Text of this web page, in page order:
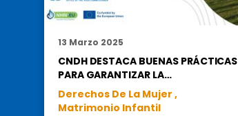
13 Marzo 2025
CNDH DESTACA BUENAS PRÁCTICAS
PARA GARANTIZAR LA…
Derechos De La Mujer ,
Matrimonio Infantil